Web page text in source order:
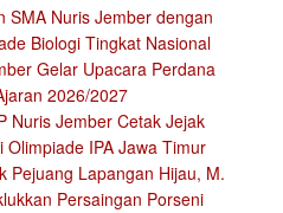
SMA Nuris Jember dengan
Biologi Tingkat Nasional
Gelar Upacara Perdana
2026/2027
Nuris Jember Cetak Jejak
IPA Jawa Timur
Pejuang Lapangan Hijau, M.
Persaingan Porseni